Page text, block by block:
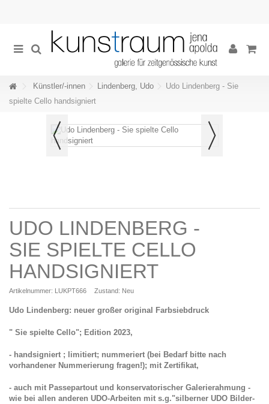
Künstler/-innen Lindenberg, Udo
Udo Lindenberg - Sie
spielte Cello handsigniert
UDO LINDENBERG -
SIE SPIELTE CELLO
HANDSIGNIERT
Artikelnummer: LUKPT666 Zustand: Neu
Udo Lindenberg: neuer großer original Farbsiebdruck
" Sie spielte Cello"; Edition 2023,
- handsigniert ; limitiert; nummeriert (bei Bedarf bitte nach
vorhandener Nummerierung fragen!); mit Zertifikat,
- auch mit Passepartout und konservatorischer Galerierahmung -
wie bei allen anderen UDO-Arbeiten mit s.g."silberner UDO Bilder-